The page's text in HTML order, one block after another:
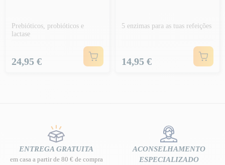
Prebióticos, probióticos e
lactase
Preço
24,95 €
5 enzimas para as tuas refeições
Preço
14,95 €
ENTREGA GRATUITA
em casa a partir de 80 € de compra
ACONSELHAMENTO
ESPECIALIZADO